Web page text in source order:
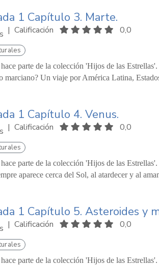
1 Capítulo 3. Marte.
| Calificación 0,0
parte de la colección 'Hijos de las
marciano? Un viaje por América Latina,
1 Capítulo 4. Venus.
| Calificación 0,0
parte de la colección 'Hijos de las
aparece cerca del Sol, al atardecer y al
1 Capítulo 5. Asteroides y
| Calificación 0,0
parte de la colección 'Hijos de las